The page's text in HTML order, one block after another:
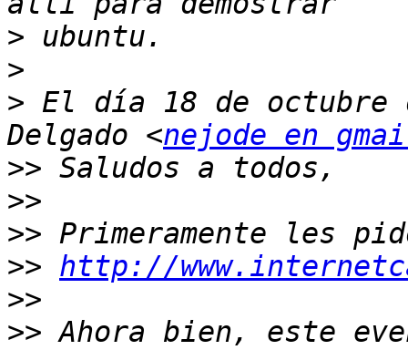
>
>
> El día 18 de octubre
Delgado <nejode en
>>
>>
>>
>> http://
>>
>> Ahora bien, este